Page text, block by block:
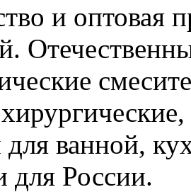
и оптовая
для ванной,
для России.